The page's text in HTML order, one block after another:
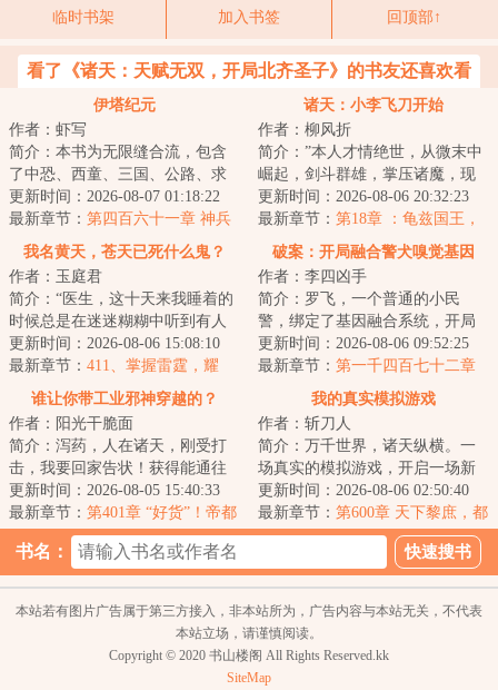
临时书架 加入书签 回顶部↑
看了《诸天：天赋无双，开局北齐圣子》的书友还喜欢看
伊塔纪元
作者：虾写
简介：本书为无限缝合流，包含
了中恐、西童、三国、公路、求
生、丧尸、克苏鲁、星际等元素
副本。战斗系统...
更新时间：2026-08-07 01:18:22
最新章节： 第四百六十一章 神兵
诸天：小李飞刀开始
作者：柳风折
简介：”本人才情绝世，从微末中
崛起，剑斗群雄，掌压诸魔，现
在成为天下公认的武林神话了，
你这外挂才来...
更新时间：2026-08-06 20:32:23
最新章节： 第18章 ：龟兹国王，
驸马胡铁花，对付移花接玉的法
我名黄天，苍天已死什么鬼？
作者：玉庭君
简介：“医生，这十天来我睡着的
时候总是在迷迷糊糊中听到有人
喊我的名字。”“黄天先生，你这是
幻听。”...
更新时间：2026-08-06 15:08:10
最新章节： 411、掌握雷霆，耀
金，你们想突破吗？
破案：开局融合警犬嗅觉基因
作者：李四凶手
简介：罗飞，一个普通的小民
警，绑定了基因融合系统，开局
融合警犬嗅觉基因，破获凶杀
案，从此走上了不平...
更新时间：2026-08-06 09:52:25
最新章节： 第一千四百七十二章
松本次郎当着联合国切腹！米国
代表一句“累赘”直接送
谁让你带工业邪神穿越的？
作者：阳光干脆面
简介：泻药，人在诸天，刚受打
击，我要回家告状！获得能通往
诸天的双穿门，顾明本打算在异
世界打下一片大...
更新时间：2026-08-05 15:40:33
最新章节： 第401章 “好货”！帝都
内部的买卖，都已经这么猖獗了
吗？！
我的真实模拟游戏
作者：斩刀人
简介：万千世界，诸天纵横。一
场真实的模拟游戏，开启一场新
的人生。年的世界，当别人都在
下海经商，当二...
更新时间：2026-08-06 02:50:40
最新章节： 第600章 天下黎庶，都
有不该死的理由
书名：
本站若有图片广告属于第三方接入，非本站所为，广告内容与本站无关，不代表
本站立场，请谨慎阅读。
Copyright © 2020 书山楼阁 All Rights Reserved.kk
SiteMap